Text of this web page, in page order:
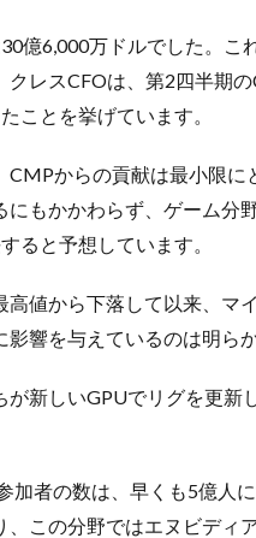
億6,000万ドルでした。こ
クレスCFOは、第2四半期
ことを挙げています。
CMPからの貢献は最小限
にもかかわらず、ゲーム分
ると予想しています。
高値から下落して以来、マ
響を与えているのは明らか
が新しいGPUでリグを更
加者の数は、早くも5億人
この分野ではエヌビディ